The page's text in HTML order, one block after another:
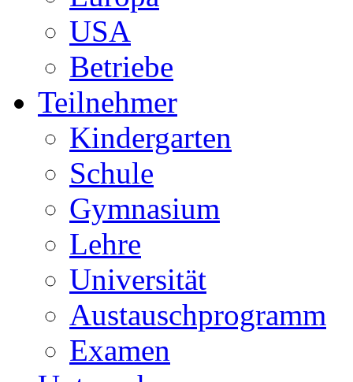
USA
Betriebe
Teilnehmer
Kindergarten
Schule
Gymnasium
Lehre
Universität
Austauschprogramm
Examen